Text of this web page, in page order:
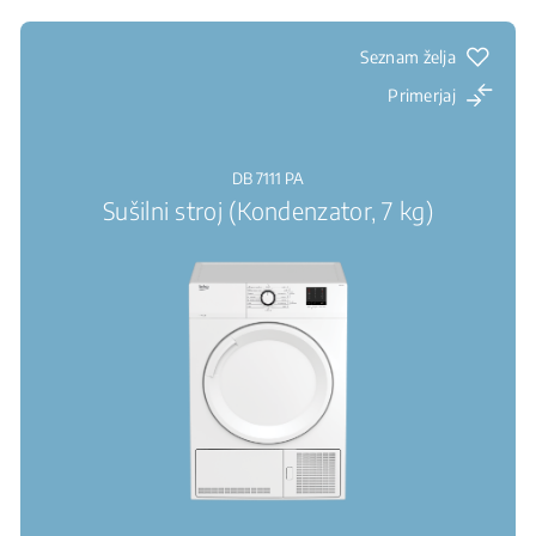
Seznam želja
Primerjaj
DB 7111 PA
Sušilni stroj (Kondenzator, 7 kg)